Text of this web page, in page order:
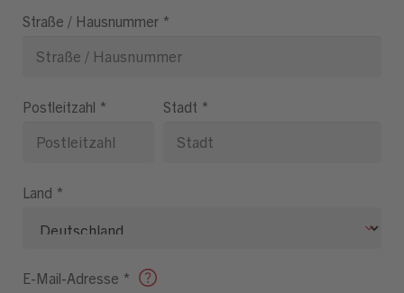
Straße / Hausnummer *
Postleitzahl * Stadt *
Land *
E-Mail-Adresse *